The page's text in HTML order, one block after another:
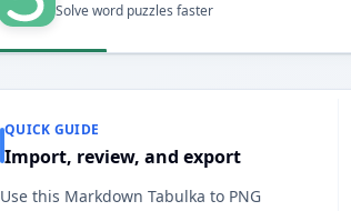
Solve word puzzles faster
QUICK GUIDE
Import, review, and export
Use this Markdown Tabulka to PNG